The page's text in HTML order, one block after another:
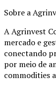
Sobre a
A Agrinvest
mercado e
conectando
por meio de
commodities